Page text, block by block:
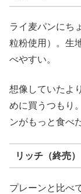
ライ麦パンにち
粒粉使用）。生
べやすい。
想像していたよ
めに買うつもり
ンがもっと食べ
リッチ（終売）
プレーンと比べ